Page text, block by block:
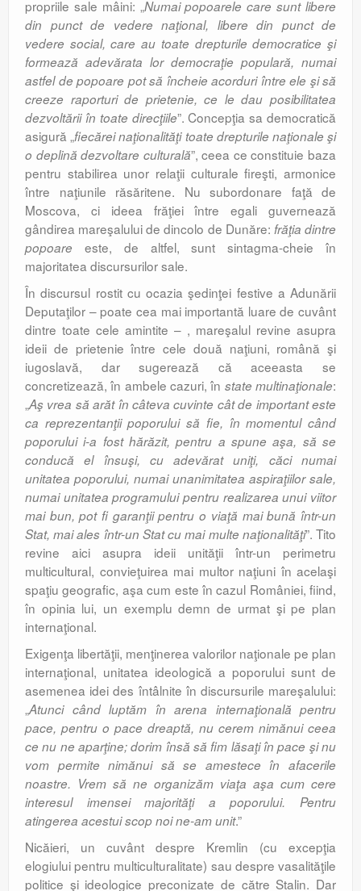
propriile sale mâini: „Numai popoarele care sunt libere
din punct de vedere naţional, libere din punct de
vedere social, care au toate drepturile democratice şi
formează adevărata lor democraţie populară, numai
astfel de popoare pot să încheie acorduri între ele şi să
creeze raporturi de prietenie, ce le dau posibilitatea
dezvoltării în toate direcţiile”. Concepţia sa democratică
asigură „fiecărei naţionalităţi toate drepturile naţionale şi
o deplină dezvoltare culturală”, ceea ce constituie baza
pentru stabilirea unor relaţii culturale fireşti, armonice
între naţiunile răsăritene. Nu subordonare faţă de
Moscova, ci ideea frăţiei între egali guvernează
gândirea mareşalului de dincolo de Dunăre: frăţia dintre
popoare este, de altfel, sunt sintagma-cheie în
majoritatea discursurilor sale.
În discursul rostit cu ocazia şedinţei festive a Adunării
Deputaţilor – poate cea mai importantă luare de cuvânt
dintre toate cele amintite – , mareşalul revine asupra
ideii de prietenie între cele două naţiuni, română şi
iugoslavă, dar sugerează că aceeasta se
concretizează, în ambele cazuri, în state multinaţionale:
„Aş vrea să arăt în câteva cuvinte cât de important este
ca reprezentanţii poporului să fie, în momentul când
poporului i-a fost hărăzit, pentru a spune aşa, să se
conducă el însuşi, cu adevărat uniţi, căci numai
unitatea poporului, numai unanimitatea aspiraţiilor sale,
numai unitatea programului pentru realizarea unui viitor
mai bun, pot fi garanţii pentru o viaţă mai bună într-un
Stat, mai ales într-un Stat cu mai multe naţionalităţi”. Tito
revine aici asupra ideii unităţii într-un perimetru
multicultural, convieţuirea mai multor naţiuni în acelaşi
spaţiu geografic, aşa cum este în cazul României, fiind,
în opinia lui, un exemplu demn de urmat şi pe plan
internaţional.
Exigenţa libertăţii, menţinerea valorilor naţionale pe plan
internaţional, unitatea ideologică a poporului sunt de
asemenea idei des întâlnite în discursurile mareşalului:
„Atunci când luptăm în arena internaţională pentru
pace, pentru o pace dreaptă, nu cerem nimănui ceea
ce nu ne aparţine; dorim însă să fim lăsaţi în pace şi nu
vom permite nimănui să se amestece în afacerile
noastre. Vrem să ne organizăm viaţa aşa cum cere
interesul imensei majorităţi a poporului. Pentru
atingerea acestui scop noi ne-am unit.”
Nicăieri, un cuvânt despre Kremlin (cu excepţia
elogiului pentru multiculturalitate) sau despre vasalităţile
politice şi ideologice preconizate de către Stalin. Dar